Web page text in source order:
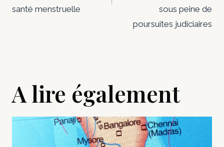
santé menstruelle
sous peine de
poursuites judiciaires
A lire également